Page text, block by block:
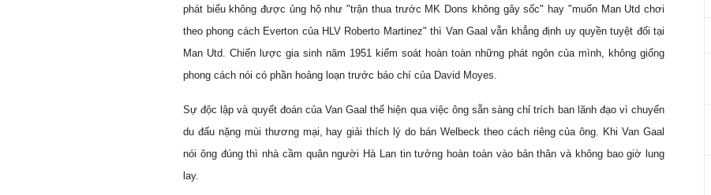
phát biểu không được ủng hộ như "trận thua trước MK Dons không gây sốc" hay "muốn Man Utd chơi
theo phong cách Everton của HLV Roberto Martinez" thì Van Gaal vẫn khẳng định uy quyền tuyệt đối tại
Man Utd. Chiến lược gia sinh năm 1951 kiểm soát hoàn toàn những phát ngôn của mình, không giống
phong cách nói có phần hoảng loạn trước báo chí của David Moyes.
Sự độc lập và quyết đoán của Van Gaal thể hiện qua việc ông sẵn sàng chỉ trích ban lãnh đạo vì chuyến
du đấu nặng mùi thương mại, hay giải thích lý do bán Welbeck theo cách riêng của ông. Khi Van Gaal
nói ông đúng thì nhà cầm quân người Hà Lan tin tưởng hoàn toàn vào bản thân và không bao giờ lung
lay.